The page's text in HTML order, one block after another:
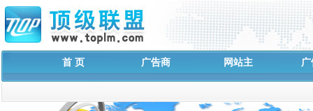
首 页 广告商 网站主